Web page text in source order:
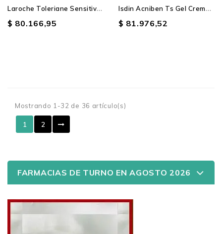
L
Aroche Toleriane Sensitive...
$ 80.166,95
I
Sdin Acniben Ts Gel Crema...
$ 81.976,52
Mostrando 1-32 de 36 artículo(s)
1 2
FARMACIAS DE TURNO EN AGOSTO 2026